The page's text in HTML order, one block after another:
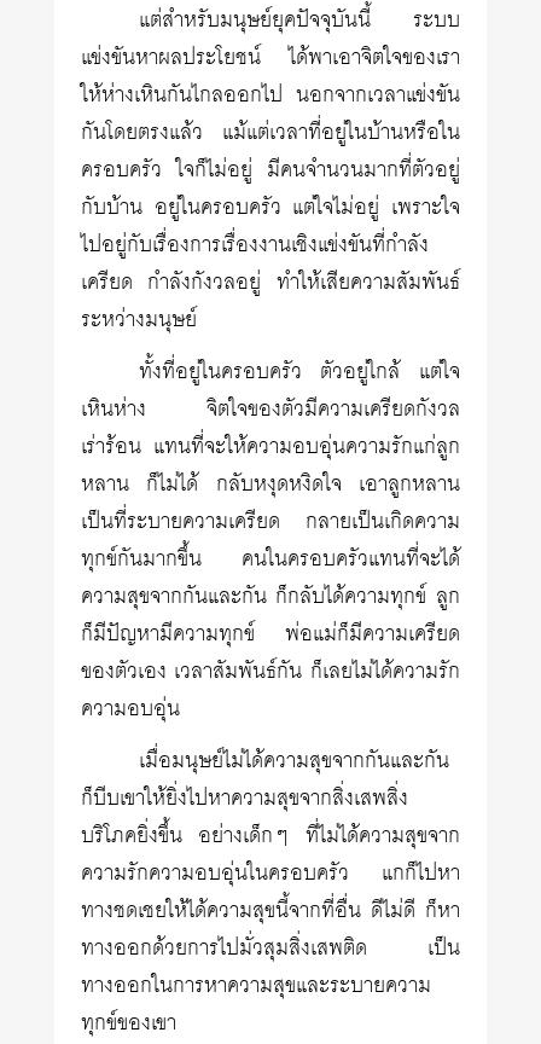
แต่สำหรับมนุษย์ยุคปัจจุบันนี้ ระบบ
แข่งขันหาผลประโยชน์ ได้พาเอาจิตใจของเรา
ให้ห่างเหินกันไกลออกไป นอกจากเวลาแข่งขัน
กันโดยตรงแล้ว แม้แต่เวลาที่อยู่ในบ้านหรือใน
ครอบครัว ใจก็ไม่อยู่ มีคนจำนวนมากที่ตัวอยู่
กับบ้าน อยู่ในครอบครัว แต่ใจไม่อยู่ เพราะใจ
ไปอยู่กับเรื่องการเรื่องงานเชิงแข่งขันที่กำลัง
เครียด กำลังกังวลอยู่ ทำให้เสียความสัมพันธ์
ระหว่างมนุษย์
ทั้งที่อยู่ในครอบครัว ตัวอยู่ใกล้ แต่ใจ
เหินห่าง จิตใจของตัวมีความเครียดกังวล
เร่าร้อน แทนที่จะให้ความอบอุ่นความรักแก่ลูก
หลาน ก็ไม่ได้ กลับหงุดหงิดใจ เอาลูกหลาน
เป็นที่ระบายความเครียด กลายเป็นเกิดความ
ทุกข์กันมากขึ้น คนในครอบครัวแทนที่จะได้
ความสุขจากกันและกัน ก็กลับได้ความทุกข์ ลูก
ก็มีปัญหามีความทุกข์ พ่อแม่ก็มีความเครียด
ของตัวเอง เวลาสัมพันธ์กัน ก็เลยไม่ได้ความรัก
ความอบอุ่น
เมื่อมนุษย์ไม่ได้ความสุขจากกันและกัน
ก็บีบเขาให้ยิ่งไปหาความสุขจากสิ่งเสพสิ่ง
บริโภคยิ่งขึ้น อย่างเด็กๆ ที่ไม่ได้ความสุขจาก
ความรักความอบอุ่นในครอบครัว แกก็ไปหา
ทางชดเชยให้ได้ความสุขนี้จากที่อื่น ดีไม่ดี ก็หา
ทางออกด้วยการไปมั่วสุมสิ่งเสพติด เป็น
ทางออกในการหาความสุขและระบายความ
ทุกข์ของเขา